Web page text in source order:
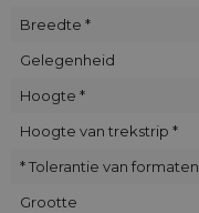
Breedte *
Gelegenheid
Hoogte *
Hoogte van trekstrip *
* Tolerantie van formaten
Grootte